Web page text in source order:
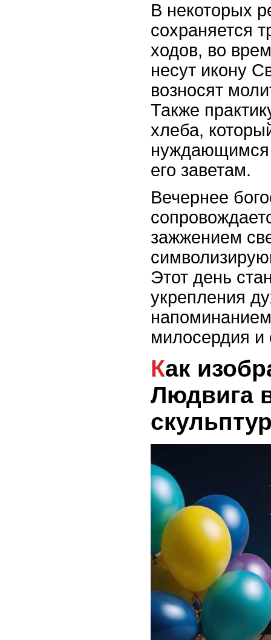
В некоторых
сохраняется
ходов, во
несут икону
возносят
Также
хлеба,
нуждающимся
его заветам.
Вечернее
зажжением
Этот день
укрепления
милосердия и
Как изображали Святого
Людвига